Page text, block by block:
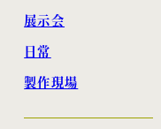
展示会
日常
製作現場